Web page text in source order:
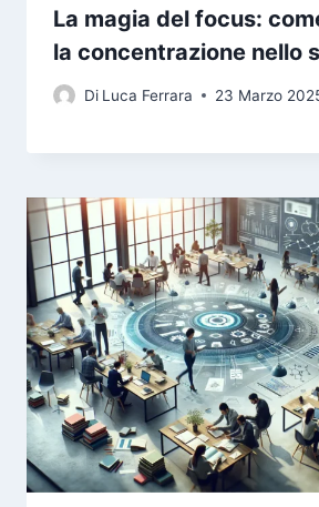
La magia del focus:
la concentrazione nello
Di Luca Ferrara 23 Marzo